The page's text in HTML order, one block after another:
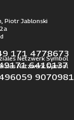
Piotr Jablonski
171 4778673
6410137
9070981